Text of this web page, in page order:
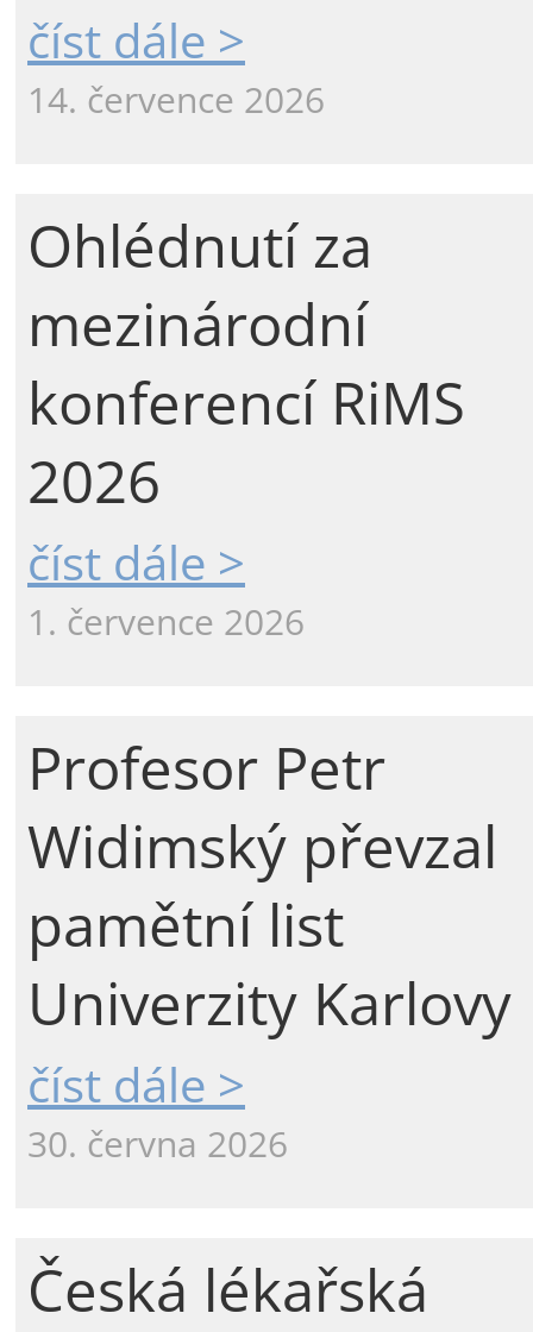
číst dále >
14. července 2026
Ohlédnutí za
mezinárodní
konferencí RiMS
2026
číst dále >
1. července 2026
Profesor Petr
Widimský převzal
pamětní list
Univerzity Karlovy
číst dále >
30. června 2026
Česká lékařská